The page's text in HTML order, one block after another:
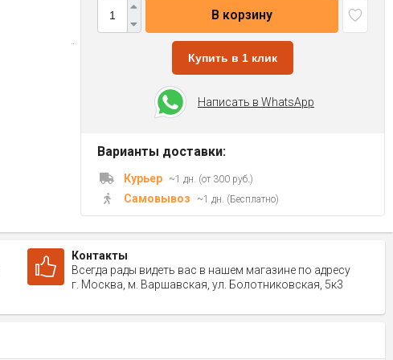
В корзину
Купить в 1 клик
Написать в WhatsApp
Варианты доставки:
Курьер ~1 дн. (от 300 руб.)
Самовывоз ~1 дн. (Бесплатно)
Контакты
Всегда рады видеть вас в нашем магазине по адресу
г. Москва, м. Варшавская, ул. Болотниковская, 5к3